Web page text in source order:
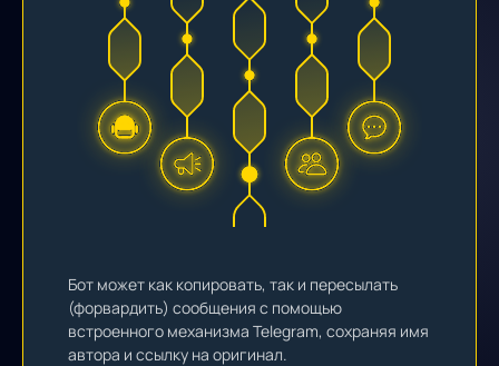
Бот может как копировать, так и пересылать
(форвардить) сообщения с помощью
встроенного механизма Telegram, сохраняя имя
автора и ссылку на оригинал.